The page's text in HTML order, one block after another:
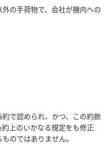
外の手荷物で、会社が機内への
で認められ、かつ、この約款
上のいかなる規定をも修正
のではありません。